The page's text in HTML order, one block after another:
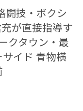
闘技・ボクシ
が直接指導す
クタウン・最
イド 青物横